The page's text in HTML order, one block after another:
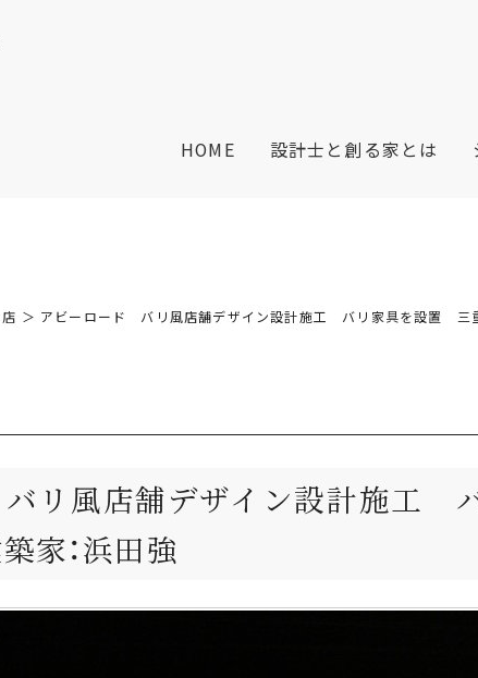
HOME 設計士と創る家とは
＞ アビーロード バリ風店舗デザイン設計施工 バリ家具を設置 三
リ風店舗デザイン設計施工
家：浜田強